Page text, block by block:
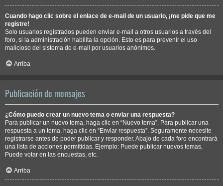
Cuando hago clic sobre el enlace de e-mail de un usuario, ¡me pide que me
registre!
Solo usuarios registrados pueden enviar e-mail a otros usuarios a través del
foro, si la administración habilita la opción. Esto es para prevenir el uso
malicioso del sistema de e-mail por usuarios anónimos.
Arriba
Publicación de mensajes
¿Cómo puedo crear un nuevo tema o enviar una respuesta?
Para publicar un nuevo tema, haga clic en “Nuevo tema”. Para publicar una
respuesta a un tema, haga clic en “Enviar respuesta”. Seguramente necesite
registrarse antes de poder publicar y responder. Abajo de cada foro encontrará
una lista de acciones permitidas. Ejemplo: Puede publicar nuevos temas,
Puede votar en las encuestas, etc.
Arriba